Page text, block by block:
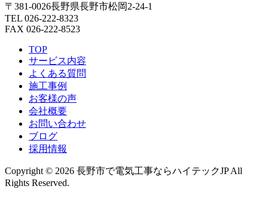
〒381-0026長野県長野市松岡2-24-1
TEL 026-222-8323
FAX 026-222-8523
TOP
サービス内容
よくある質問
施工事例
お客様の声
会社概要
お問い合わせ
ブログ
採用情報
Copyright © 2026 長野市で電気工事ならハイテックJP All
Rights Reserved.